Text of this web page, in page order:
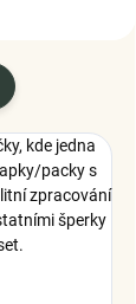
kde jedna
packy s
zpracování
šperky